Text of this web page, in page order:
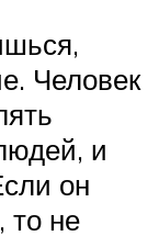
Человек
и
он
то не